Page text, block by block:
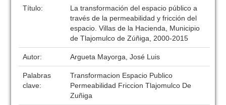
Título:
La transformación del espacio público a
través de la permeabilidad y fricción del
espacio. Villas de la Hacienda, Municipio
de Tlajomulco de Zúñiga, 2000-2015
Autor: Argueta Mayorga, José Luis
Palabras
clave:
Transformacion Espacio Publico
Permeabilidad Friccion Tlajomulco De
Zuñiga